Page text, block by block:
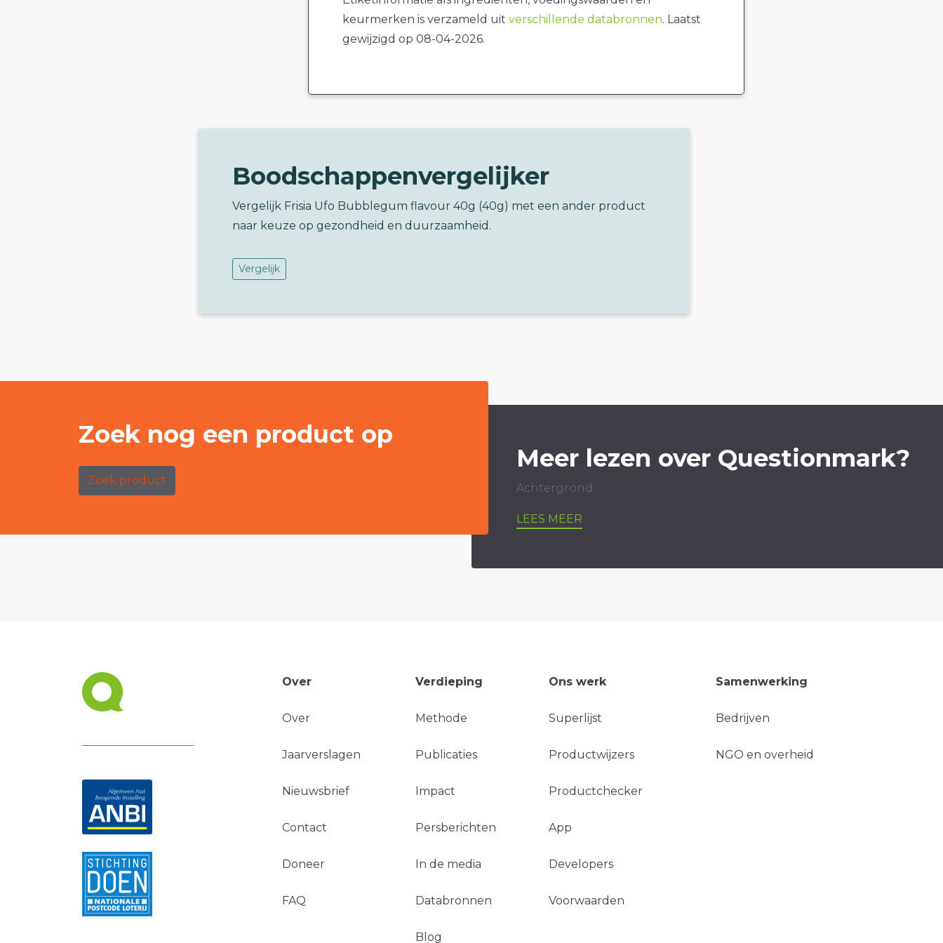
keurmerken is verzameld uit verschillende databronnen. Laatst
gewijzigd op 08-04-2026.
Boodschappenvergelijker
Vergelijk Frisia Ufo Bubblegum flavour 40g (40g) met een ander product
naar keuze op gezondheid en duurzaamheid.
Vergelijk
Zoek nog een product op
Zoek product
Meer lezen over Questionmark?
Achtergrond
LEES MEER
Over
Over
Jaarverslagen
Nieuwsbrief
Contact
Doneer
FAQ
Verdieping
Methode
Publicaties
Impact
Persberichten
In de media
Databronnen
Blog
Ons werk
Superlijst
Productwijzers
Productchecker
App
Developers
Voorwaarden
Samenwerking
Bedrijven
NGO en overheid